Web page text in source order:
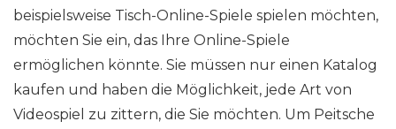
beispielsweise Tisch-Online-Spiele spielen möchten,
möchten Sie ein, das Ihre Online-Spiele
ermöglichen könnte. Sie müssen nur einen Katalog
kaufen und haben die Möglichkeit, jede Art von
Videospiel zu zittern, die Sie möchten. Um Peitsche